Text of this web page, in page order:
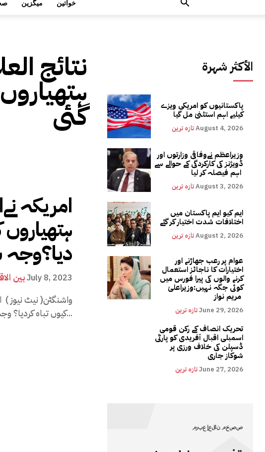
میگزین خواتین
نتائج
گئی
امریکہ
دیا؟وجہ
بینJuly 8, 2023
واشنگٹن( نیٹ نیوز )
کیوں تباہ کردیا؟ وجہ بھی خود ہی بتا دی...
الأكثر شهرة
پاکستانیوں کو امریکی ویزے
کیلیے اہم استثنیٰ مل گیا
تازہ ترینAugust 4, 2026
وزیراعظم نےوفاقی وزارتوں اور
ڈویژنز کی کارکردگی کے حوالے سے
تازہ ترینAugust 3, 2026
ایم کیو ایم پاکستان میں
اختلافات شدت اختیار کر گئے
تازہ ترینAugust 2, 2026
عوام پر رعب جھاڑنے اور
اختیارات کا ناجائز استعمال
کرنے والوں کی پیرا فورس میں
کوئی جگہ نہیں:وزیراعلیٰ
تازہ ترینJune 29, 2026
تحریک انصاف کے رکن قومی
اسمبلی اقبال آفریدی کو پارٹی
ڈسپلن کی خلاف ورزی پر
شوکاز جاری
تازہ ترینJune 27, 2026